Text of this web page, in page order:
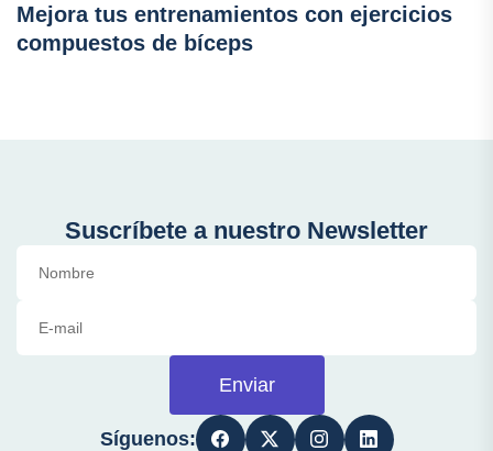
Mejora tus entrenamientos con ejercicios
compuestos de bíceps
Suscríbete a nuestro Newsletter
Enviar
Síguenos: